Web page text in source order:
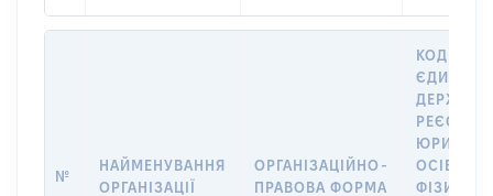
№
НАЙМЕНУВАННЯ
ОРГАНІЗАЦІЇ
ОРГАНІЗАЦІЙНО-
ПРАВОВА ФОРМА
КОД В
РЕЄСТРІ
ОСІБ,